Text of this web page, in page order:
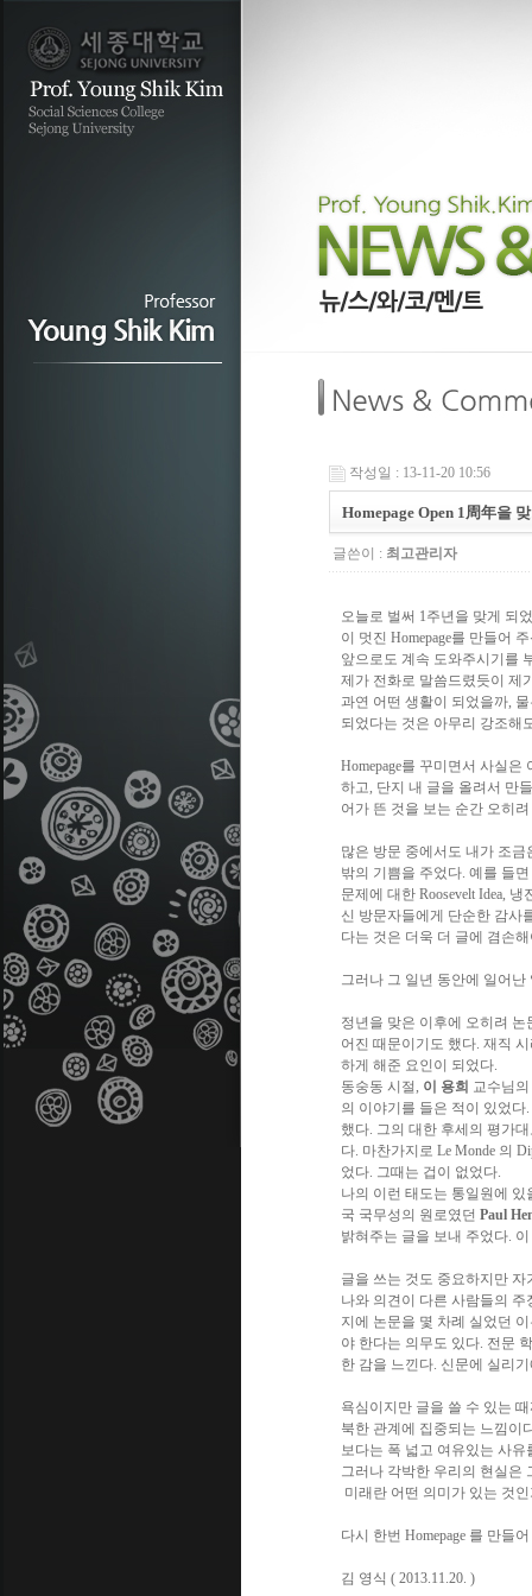
작성일 : 13-11-20 10:56
Homepage Open 1周年을
글쓴이 : 최고관리자
오늘로 벌써 1주년을 맞게 되
이 멋진 Homepage를 만들어
앞으로도 계속 도와주시기를
제가 전화로 말씀드렸듯이 제
과연 어떤 생활이 되었을까,
되었다는 것은 아무리 강조해
Homepage를 꾸미면서 사실은
하고, 단지 내 글을 올려서 만
어가 뜬 것을 보는 순간 오히
많은 방문 중에서도 내가 조
밖의 기쁨을 주었다. 예를 들
문제에 대한 Roosevelt Idea, 냉
신 방문자들에게 단순한 감사
다는 것은 더욱 더 글에 겸손
그러나 그 일년 동안에 일어
정년을 맞은 이후에 오히려
어진 때문이기도 했다. 재직
하게 해준 요인이 되었다.
동숭동 시절, 이 용희 교수님
의 이야기를 들은 적이 있었다.
했다. 그의 대한 후세의 평가
다. 마찬가지로 Le Monde 의
었다. 그때는 겁이 없었다.
나의 이런 태도는 통일원에 있
국 국무성의 원로였던 Paul
밝혀주는 글을 보내 주었다.
글을 쓰는 것도 중요하지만
나와 의견이 다른 사람들의
지에 논문을 몇 차례 실었던
야 한다는 의무도 있다. 전문
한 감을 느낀다. 신문에 실리
욕심이지만 글을 쓸 수 있는
북한 관계에 집중되는 느낌이
보다는 폭 넓고 여유있는 사
그러나 각박한 우리의 현실은
미래란 어떤 의미가 있는 것인
다시 한번 Homepage 를 만들
김 영식 ( 2013.11.20. )